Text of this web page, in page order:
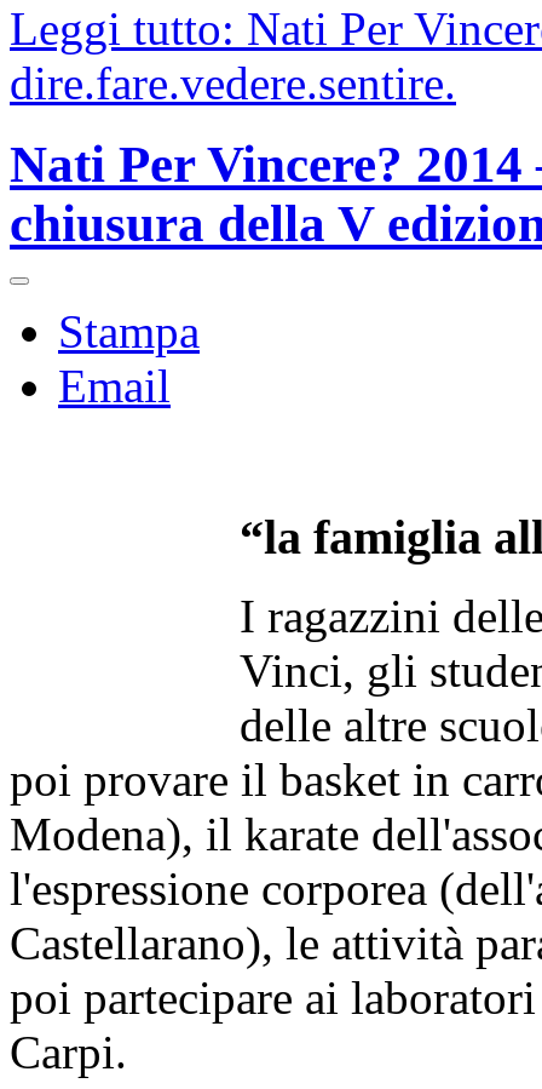
Leggi tutto: Nati Per
dire.fare.vedere.sentire.
Nati Per Vincere?
chiusura della V
Stampa
Email
“la famiglia
I ragazzini
Vinci, gli
delle altre
poi provare il basket in
Modena), il karate
l'espressione corporea
Castellarano), le attività
poi partecipare ai
Carpi.